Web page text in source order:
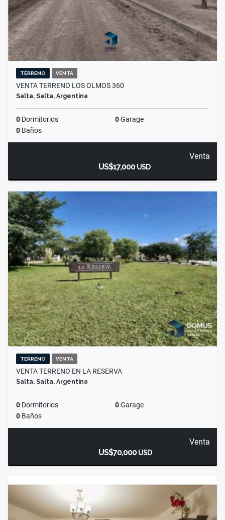
TERRENO VENTA
VENTA TERRENO LOS OLMOS 360
Salta, Salta, Argentina
0 Dormitorios 0Garage
0 Baños
Venta
US$17,000USD
TERRENO VENTA
VENTA TERRENO EN LA RESERVA
Salta, Salta, Argentina
0 Dormitorios 0Garage
0 Baños
Venta
US$70,000USD